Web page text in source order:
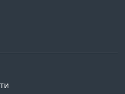
дисплей
электроэнергии,